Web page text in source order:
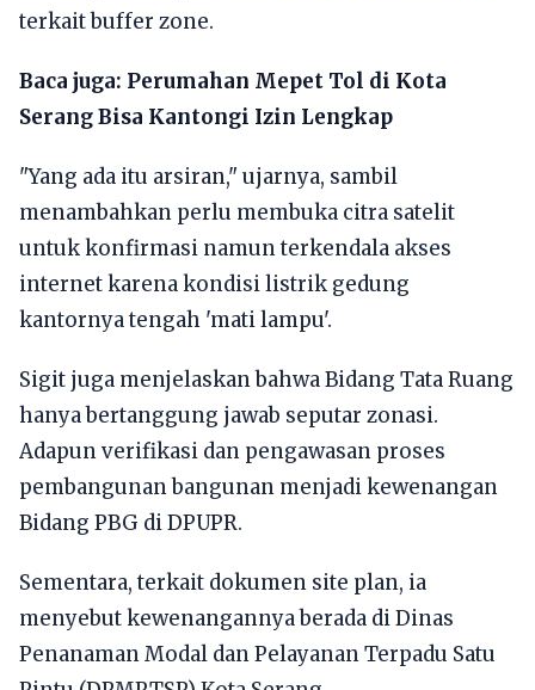
terkait buffer zone.
Baca juga: Perumahan Mepet Tol di Kota
Serang Bisa Kantongi Izin Lengkap
"Yang ada itu arsiran," ujarnya, sambil
menambahkan perlu membuka citra satelit
untuk konfirmasi namun terkendala akses
internet karena kondisi listrik gedung
kantornya tengah 'mati lampu'.
Sigit juga menjelaskan bahwa Bidang Tata Ruang
hanya bertanggung jawab seputar zonasi.
Adapun verifikasi dan pengawasan proses
pembangunan bangunan menjadi kewenangan
Bidang PBG di DPUPR.
Sementara, terkait dokumen site plan, ia
menyebut kewenangannya berada di Dinas
Penanaman Modal dan Pelayanan Terpadu Satu